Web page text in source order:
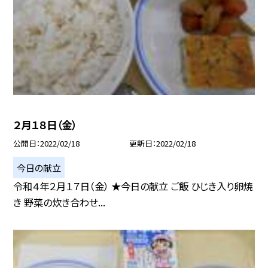
２月１８日（金）
公開日 2022/02/18 更新日 2022/02/18
今日の献立
令和４年２月１７日（金） ★今日の献立 ご飯 ひじき入り卵焼
き 野菜の炊き合わせ...